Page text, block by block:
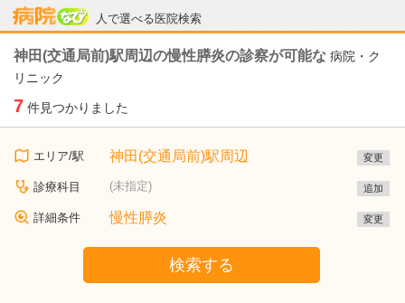
人で選べる医院検索
病院なび
神田(交通局前)駅周辺の慢性膵炎の診察が可能な 病院・ク
リニック
7 件見つかりました
エリア/駅 神田(交通局前)駅周辺 変更
診療科目 (未指定) 追加
詳細条件 慢性膵炎 変更
検索する